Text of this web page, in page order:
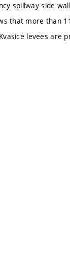
spillway side
that more than
levees are